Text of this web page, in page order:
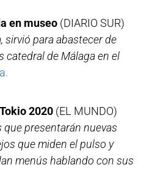
en museo (DIARIO SUR)
sirvió para abastecer de
catedral de Málaga en el
2020 (EL MUNDO)
presentarán nuevas
que miden el pulso y
menús hablando con sus